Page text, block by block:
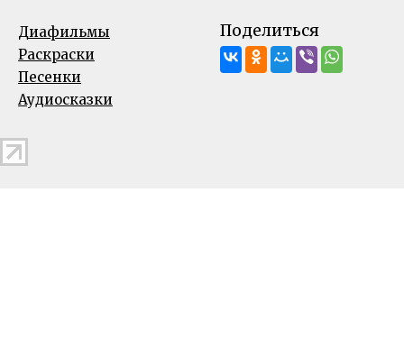
Диафильмы
Раскраски
Песенки
Аудиосказки
Поделиться